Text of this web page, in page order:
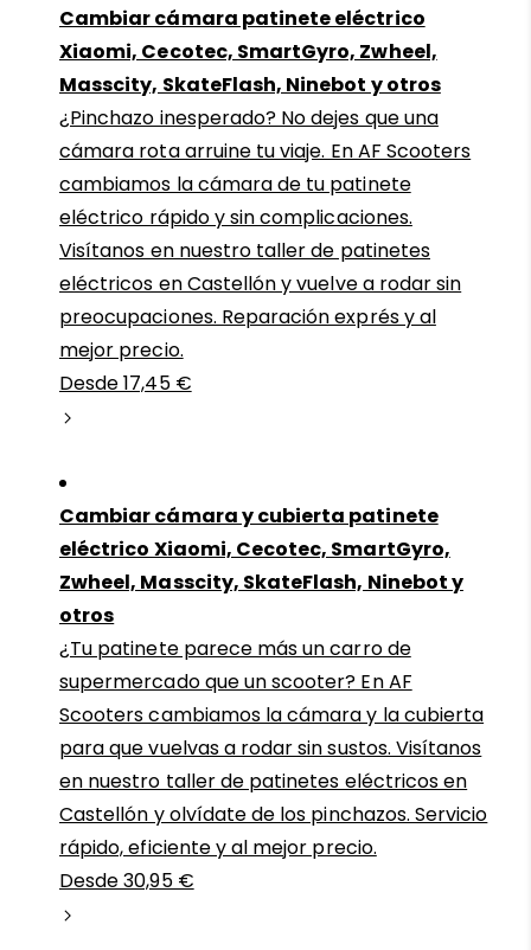
Cambiar cámara patinete eléctrico
Xiaomi, Cecotec, SmartGyro, Zwheel,
Masscity, SkateFlash, Ninebot y otros
¿Pinchazo inesperado? No dejes que una
cámara rota arruine tu viaje. En AF Scooters
cambiamos la cámara de tu patinete
eléctrico rápido y sin complicaciones.
Visítanos en nuestro taller de patinetes
eléctricos en Castellón y vuelve a rodar sin
preocupaciones. Reparación exprés y al
mejor precio.
Desde 17,45 €
Cambiar cámara y cubierta patinete
eléctrico Xiaomi, Cecotec, SmartGyro,
Zwheel, Masscity, SkateFlash, Ninebot y
otros
¿Tu patinete parece más un carro de
supermercado que un scooter? En AF
Scooters cambiamos la cámara y la cubierta
para que vuelvas a rodar sin sustos. Visítanos
en nuestro taller de patinetes eléctricos en
Castellón y olvídate de los pinchazos. Servicio
rápido, eficiente y al mejor precio.
Desde 30,95 €